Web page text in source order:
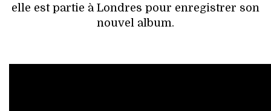
elle est partie à Londres pour enregistrer son
nouvel album.